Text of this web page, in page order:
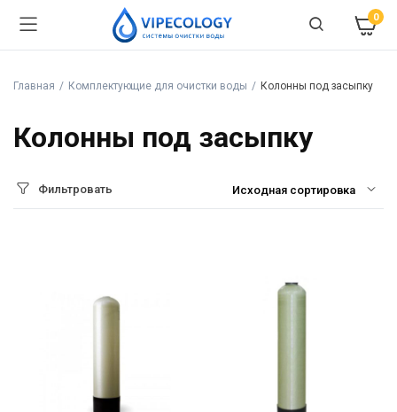
0
Главная Комплектующие для очистки воды Колонны под засыпку
Колонны под засыпку
Фильтровать